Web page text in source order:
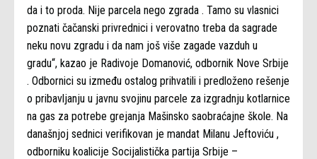
da i to proda. Nije parcela nego zgrada . Tamo su vlasnici
poznati čačanski privrednici i verovatno treba da sagrade
neku novu zgradu i da nam još više zagade vazduh u
gradu“, kazao je Radivoje Domanović, odbornik Nove Srbije
. Odbornici su između ostalog prihvatili i predloženo rešenje
o pribavljanju u javnu svojinu parcele za izgradnju kotlarnice
na gas za potrebe grejanja Mašinsko saobraćajne škole. Na
današnjoj sednici verifikovan je mandat Milanu Jeftoviću ,
odborniku koalicije Socijalistička partija Srbije –